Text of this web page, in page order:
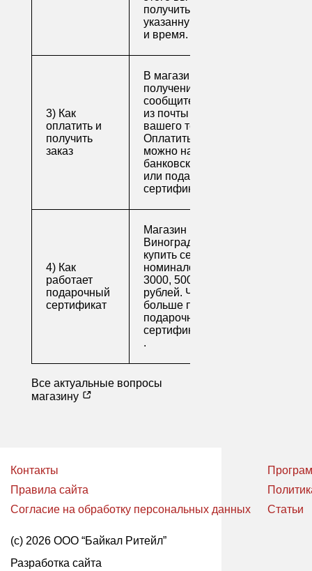
получить свой заказ в
указанную вами дату
и время.
3) Как
оплатить и
получить
заказ
В магазине для
получения заказа
сообщите его номер
из почты или номер
вашего телефона.
Оплатить заказ
можно наличными,
банковской картой
или подарочным
сертификатом.
4) Как
работает
подарочный
сертификат
Магазин напитков
Виноград предлагает
купить сертификаты
номиналом 500, 1000,
3000, 5000 и 10000
рублей. Читайте
больше про
подарочные
сертификаты
.
Все актуальные вопросы
магазину
Контакты
Правила сайта
Согласие на обработку персональных данных
Статьи
(с) 2026 ООО “Байкал Ритейл”
Разработка сайта